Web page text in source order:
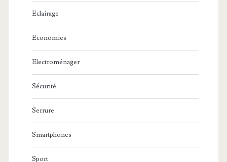
Eclairage
Economies
Electroménager
Sécurité
Serrure
Smartphones
Sport